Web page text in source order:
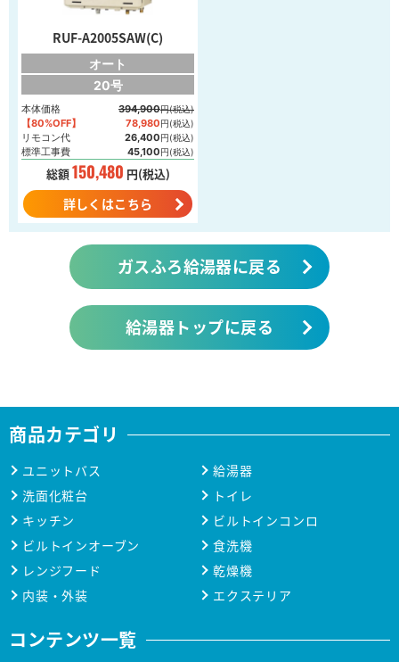
RUF-A2005SAW(C)
オート
20号
本体価格 394,900円(税込)
【80%OFF】 78,980円(税込)
リモコン代 26,400円(税込)
標準工事費 45,100円(税込)
総額150,480 円(税込)
詳しくはこちら
ガスふろ給湯器に戻る
給湯器トップに戻る
商品カテゴリ
ユニットバス
給湯器
洗面化粧台
トイレ
キッチン
ビルトインコンロ
ビルトインオーブン
食洗機
レンジフード
乾燥機
内装・外装
エクステリア
コンテンツ一覧